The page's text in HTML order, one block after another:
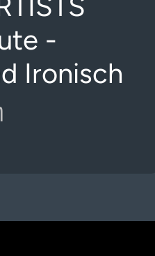
-
Ironisch